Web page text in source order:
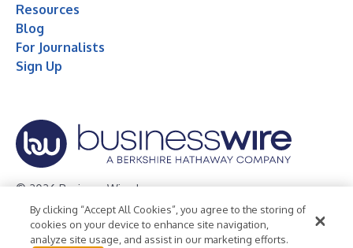
Resources
Blog
For Journalists
Sign Up
© 2026 Business Wire, Inc.
Privacy Policy Cookie Policy
Accessibility Statement
Terms of Use
Legal
By clicking “Accept All Cookies”, you agree to the storing of
cookies on your device to enhance site navigation,
analyze site usage, and assist in our marketing efforts.